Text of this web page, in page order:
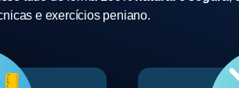
e exercícios peniano.